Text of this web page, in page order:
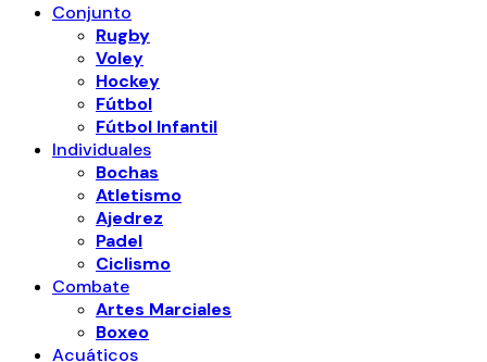
Conjunto
Rugby
Voley
Hockey
Fútbol
Fútbol Infantil
Individuales
Bochas
Atletismo
Ajedrez
Padel
Ciclismo
Combate
Artes Marciales
Boxeo
Acuáticos